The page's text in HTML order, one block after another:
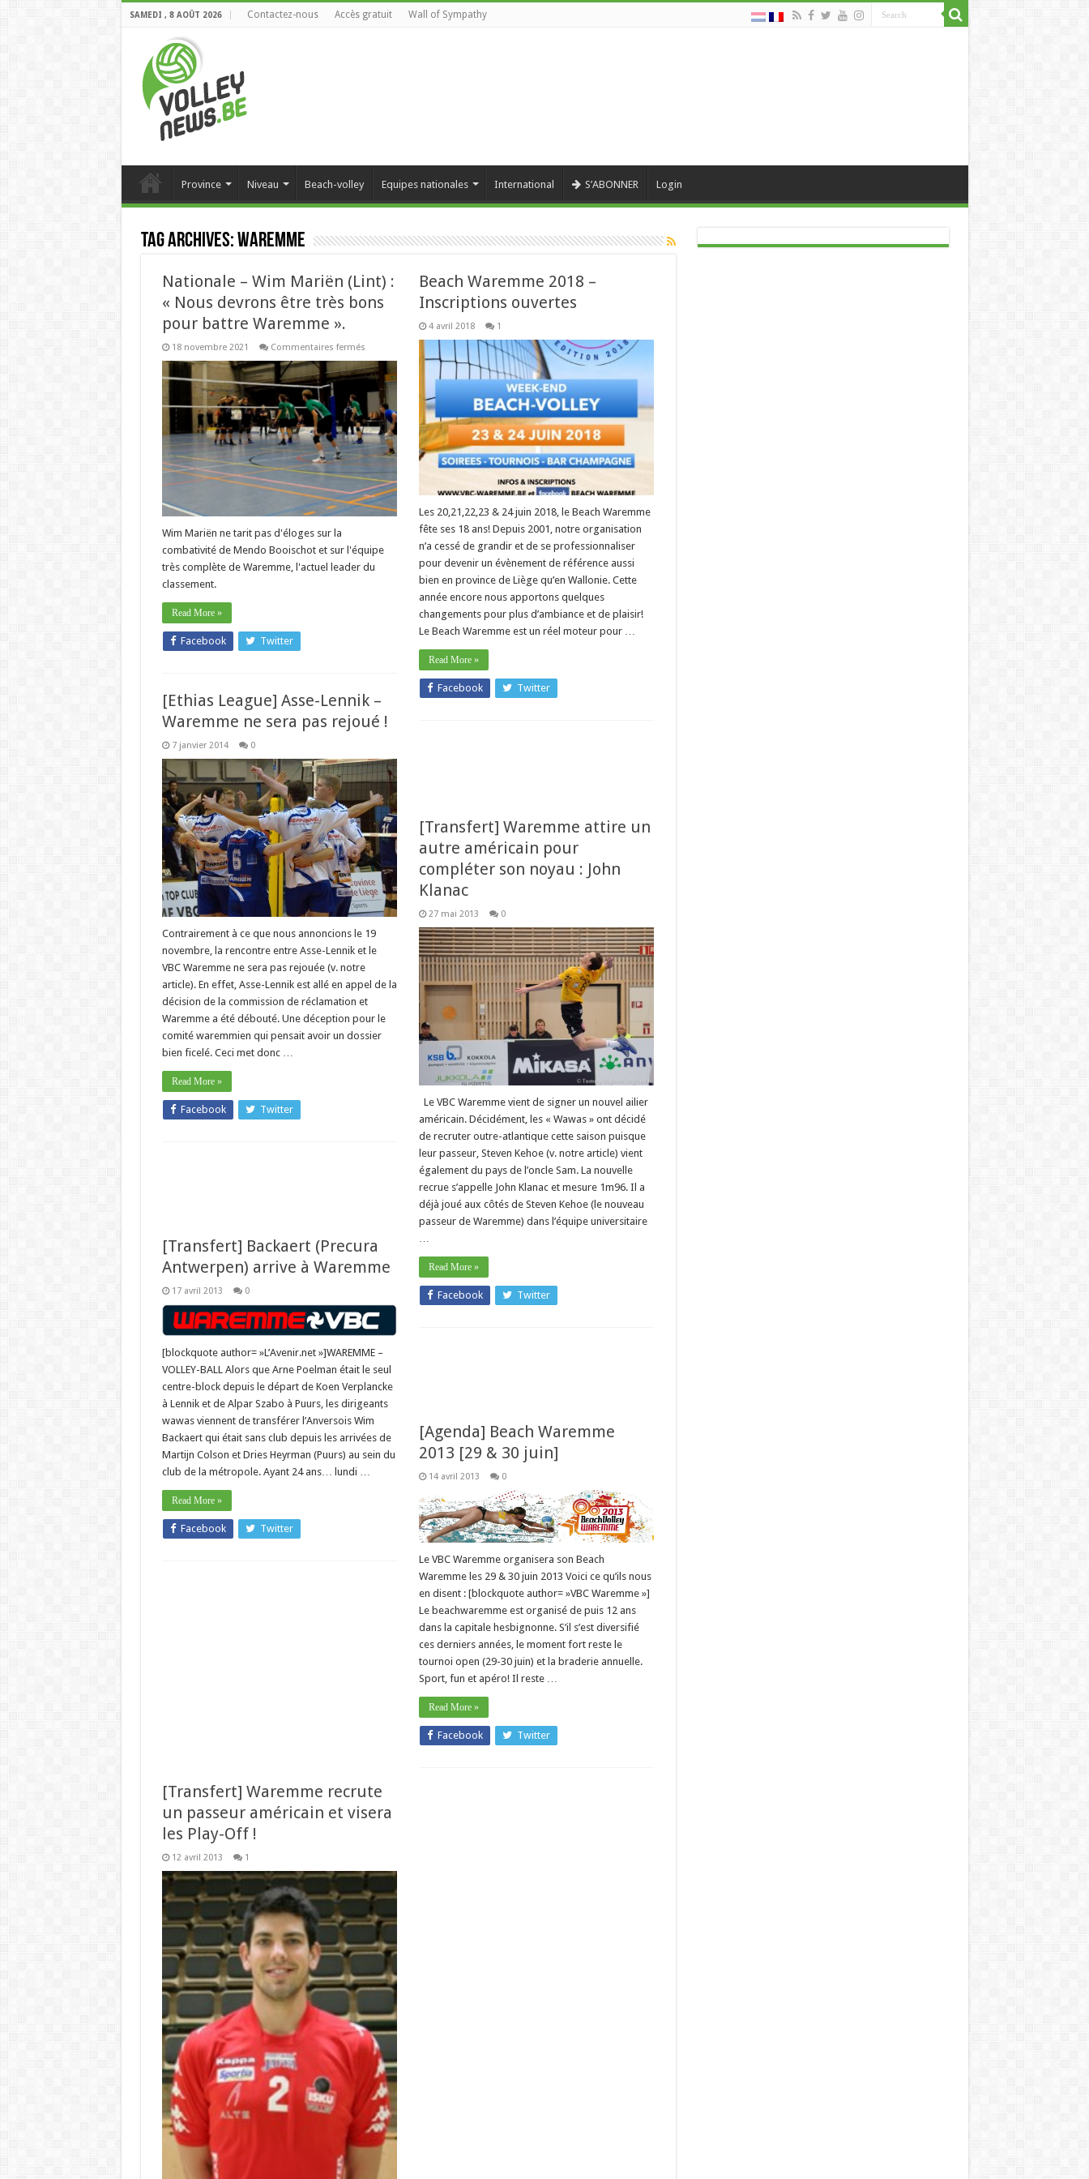
SAMEDI , 8 AOÛT 2026 Contactez-nous Accès gratuit Wall of Sympathy
Province Niveau Beach-volley Equipes nationales International S’ABONNER Login
Tag Archives:waremme
Nationale – Wim Mariën (Lint) :
« Nous devrons être très bons
pour battre Waremme ».
18 novembre 2021 Commentaires ferméssur
–
Wim
Mariën
(Lint)
« Nous
devrons
être
très
bons
pour
battre
Waremme ».
Wim Mariën ne tarit pas d'éloges sur la
combativité de Mendo Booischot et sur l'équipe
très complète de Waremme, l'actuel leader du
classement.
Read More »
Facebook Twitter
Beach Waremme 2018 –
Inscriptions ouvertes
4 avril 2018 1
Les 20,21,22,23 & 24 juin 2018, le Beach Waremme
fête ses 18 ans! Depuis 2001, notre organisation
n’a cessé de grandir et de se professionnaliser
pour devenir un évènement de référence aussi
bien en province de Liège qu’en Wallonie. Cette
année encore nous apportons quelques
changements pour plus d’ambiance et de plaisir!
Le Beach Waremme est un réel moteur pour …
Read More »
Facebook Twitter
[Ethias League] Asse-Lennik –
Waremme ne sera pas rejoué !
7 janvier 2014 0
Contrairement à ce que nous annoncions le 19
novembre, la rencontre entre Asse-Lennik et le
VBC Waremme ne sera pas rejouée (v. notre
article). En effet, Asse-Lennik est allé en appel de la
décision de la commission de réclamation et
Waremme a été débouté. Une déception pour le
comité waremmien qui pensait avoir un dossier
bien ficelé. Ceci met donc …
Read More »
Facebook Twitter
[Transfert] Waremme attire un
autre américain pour
compléter son noyau : John
Klanac
27 mai 2013 0
Le VBC Waremme vient de signer un nouvel ailier
américain. Décidément, les « Wawas » ont décidé
de recruter outre-atlantique cette saison puisque
leur passeur, Steven Kehoe (v. notre article) vient
également du pays de l’oncle Sam. La nouvelle
recrue s’appelle John Klanac et mesure 1m96. Il a
déjà joué aux côtés de Steven Kehoe (le nouveau
passeur de Waremme) dans l’équipe universitaire
…
Read More »
Facebook Twitter
[Transfert] Backaert (Precura
Antwerpen) arrive à Waremme
17 avril 2013 0
[blockquote author= »L’Avenir.net »]WAREMME –
VOLLEY-BALL Alors que Arne Poelman était le seul
centre-block depuis le départ de Koen Verplancke
à Lennik et de Alpar Szabo à Puurs, les dirigeants
wawas viennent de transférer l’Anversois Wim
Backaert qui était sans club depuis les arrivées de
Martijn Colson et Dries Heyrman (Puurs) au sein du
club de la métropole. Ayant 24 ans… lundi …
Read More »
Facebook Twitter
[Agenda] Beach Waremme
2013 [29 & 30 juin]
14 avril 2013 0
Le VBC Waremme organisera son Beach
Waremme les 29 & 30 juin 2013 Voici ce qu’ils nous
en disent : [blockquote author= »VBC Waremme »]
Le beachwaremme est organisé de puis 12 ans
dans la capitale hesbignonne. S’il s’est diversifié
ces derniers années, le moment fort reste le
tournoi open (29-30 juin) et la braderie annuelle.
Sport, fun et apéro! Il reste …
Read More »
Facebook Twitter
[Transfert] Waremme recrute
un passeur américain et visera
les Play-Off !
12 avril 2013 1